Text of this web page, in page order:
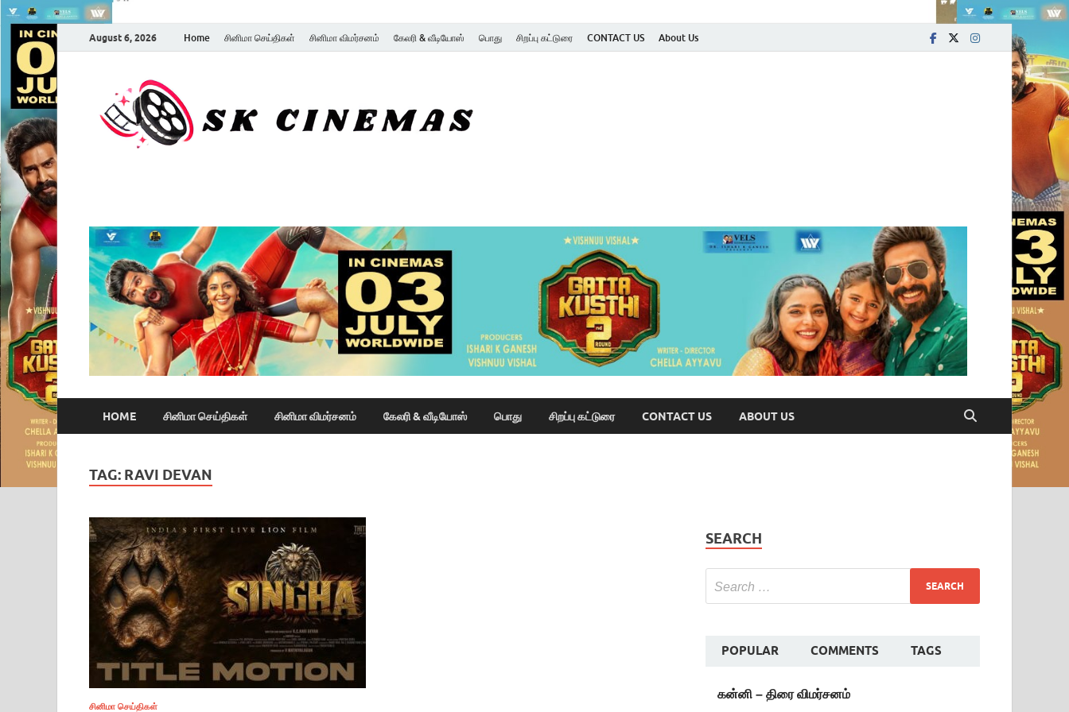
August 6, 2026 Home சினிமா செய்திகள் சினிமா விமர்சனம் கேலரி & வீடியோஸ் பொது சிறப்பு கட்டுரை CONTACT US About Us
HOME சினிமா செய்திகள் சினிமா விமர்சனம் கேலரி & வீடியோஸ் பொது சிறப்பு கட்டுரை CONTACT US ABOUT US
TAG: RAVI DEVAN
சினிமா செய்திகள்
SEARCH
POPULAR COMMENTS TAGS
கன்னி – திரை விமர்சனம்